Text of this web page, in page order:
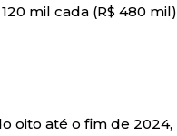
mil cada (R$ 480 mil)
oito até o fim de 2024,